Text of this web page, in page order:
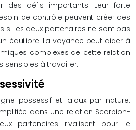
des défis importants. Leur forte
de contrôle peuvent créer des
si les deux partenaires ne sont pas
équilibre. La voyance peut aider à
complexes de cette relation
sensibles à travailler.
possessif et jaloux par nature.
dans une relation Scorpion-
partenaires rivalisent pour le